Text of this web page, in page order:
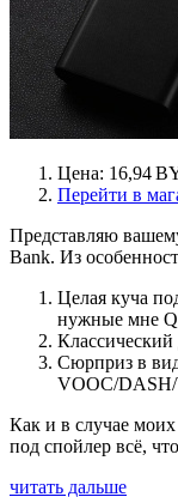
Цена: 16,94
Перейти в
Представляю
Bank. Из
Целая куча
нужные мне
Классический
Сюрприз в
VOOC/DASH/
Как и в случае
под спойлер всё,
читать дальше